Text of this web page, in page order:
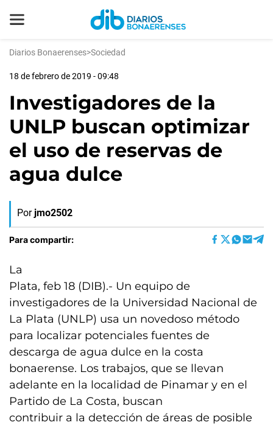
Diarios Bonaerenses>Sociedad
18 de febrero de 2019 - 09:48
Investigadores de la
UNLP buscan optimizar
el uso de reservas de
agua dulce
Por jmo2502
Para compartir:
La
Plata, feb 18 (DIB).- Un equipo de
investigadores de la Universidad Nacional de
La Plata (UNLP) usa un novedoso método
para localizar potenciales fuentes de
descarga de agua dulce en la costa
bonaerense. Los trabajos, que se llevan
adelante en la localidad de Pinamar y en el
Partido de La Costa, buscan
contribuir a la detección de áreas de posible